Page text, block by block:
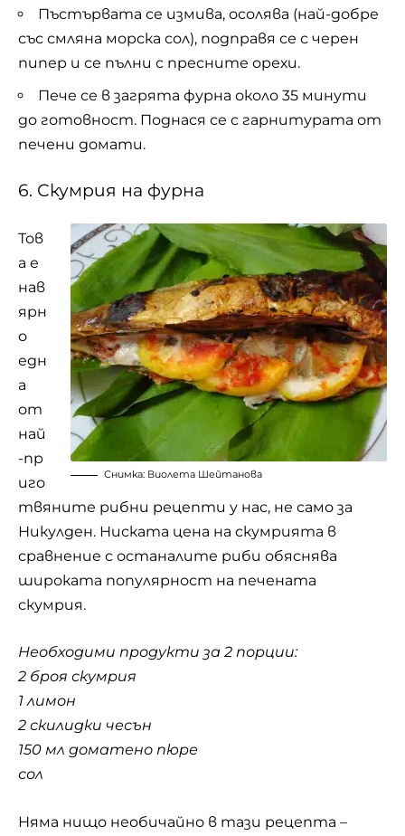
Пъстървата се измива, осолява (най-добре
със смляна морска сол), подправя се с черен
пипер и се пълни с пресните орехи.
Пече се в загрята фурна около 35 минути
до готовност. Поднася се с гарнитурата от
печени домати.
6. Скумрия на фурна
Снимка: Виолета Шейтанова
Тов
а е
нав
ярн
о
едн
а
от
най
-пр
иго
твяните рибни рецепти у нас, не само за
Никулден. Ниската цена на скумрията в
сравнение с останалите риби обяснява
широката популярност на печената
скумрия.
Необходими продукти за 2 порции:
2 броя скумрия
1 лимон
2 скилидки чесън
150 мл доматено пюре
сол
Няма нищо необичайно в тази рецепта –